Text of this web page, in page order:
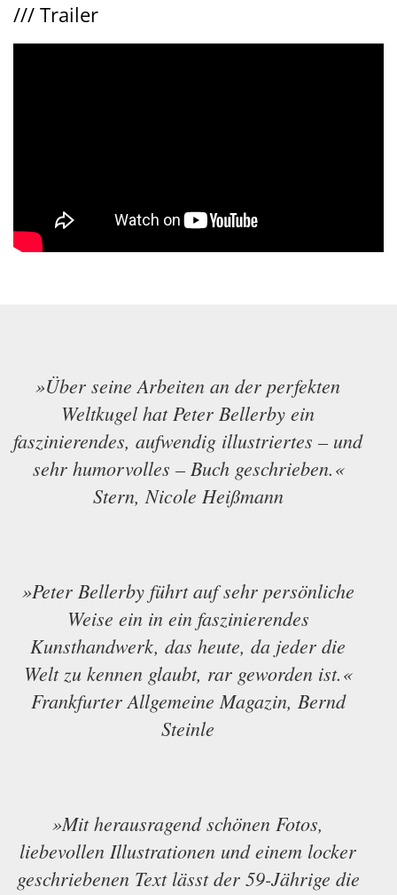
/// Trailer
»Über seine Arbeiten an der perfekten
Weltkugel hat Peter Bellerby ein
faszinierendes, aufwendig illustriertes – und
sehr humorvolles – Buch geschrieben.«
Stern, Nicole Heißmann
»Peter Bellerby führt auf sehr persönliche
Weise ein in ein faszinierendes
Kunsthandwerk, das heute, da jeder die
Welt zu kennen glaubt, rar geworden ist.«
Frankfurter Allgemeine Magazin, Bernd
Steinle
»Mit herausragend schönen Fotos,
liebevollen Illustrationen und einem locker
geschriebenen Text lässt der 59-Jährige die